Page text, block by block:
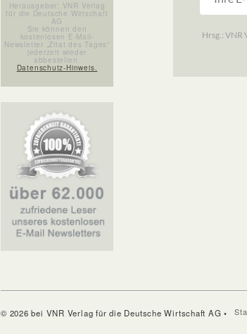
Herausgeber: VNR Verlag
für die Deutsche Wirtschaft
AG
Sie können den
kostenlosen E-Mail-
Newsletter „Zitat des Tages“
jederzeit wieder
abbestellen.
Datenschutz-Hinweis.
© 2026 bei VNR Verlag für die Deutsche Wirtschaft AG •